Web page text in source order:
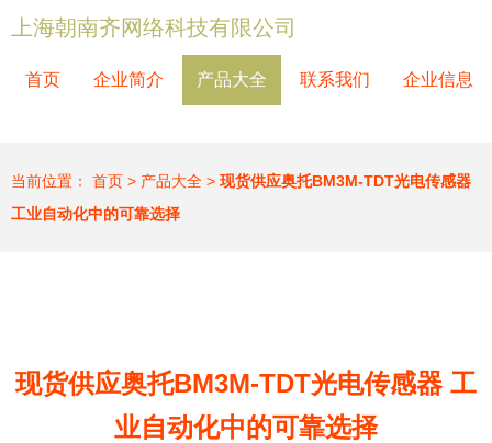
上海朝南齐网络科技有限公司
首页 企业简介 产品大全 联系我们 企业信息
当前位置： 首页 > 产品大全 > 现货供应奥托BM3M-TDT光电传感器
工业自动化中的可靠选择
现货供应奥托BM3M-TDT光电传感器 工
业自动化中的可靠选择